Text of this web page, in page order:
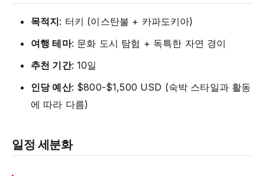
목적지: 터키 (이스탄불 + 카파도키아)
여행 테마: 문화 도시 탐험 + 독특한 자연 경이
추천 기간: 10일
인당 예산: $800-$1,500 USD (숙박 스타일과 활동
에 따라 다름)
일정 세분화